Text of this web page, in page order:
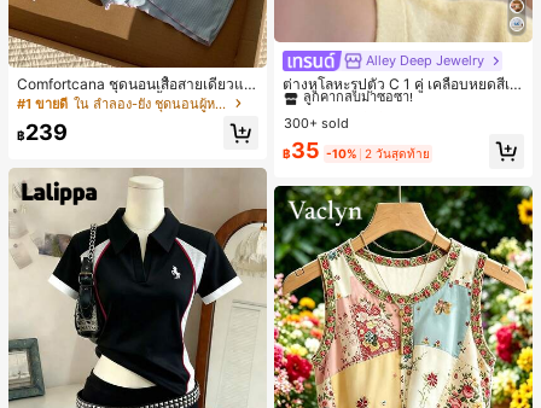
Comfortcana ชุดนอนเสื้อสายเดี่ยวแต่
งระบายและกางเกงขาสั้นสำหรับผู้หญิง
#1 ขายดี ใน ลำลอง-ยัง ชุดนอนผู้หญิง
฿239
Alley Deep Jewelry
ต่างหูโลหะรูปตัว C 1 คู่ เคลือบหยดสีเห
ลือง ลายจุดสีน้ำเงิน สไตล์ยุโรปและอเม
ริกัน แฟชั่นส่วนตัว หวานและสง่างาม
สำหรับผู้หญิงและเด็กหญิง สำหรับการเ
ดินทาง งานแต่งงาน ปาร์ตี้ วันเกิด ของ
#1 ขายดี ใน โบโฮ ต่างหูผู้หญิง
ลูกค้ากลับมาซื้อซ้ำ!
#1 ขายดี ใน โบโฮ ต่างหูผู้หญิง
ลูกค้ากลับมาซื้อซ้ำ!
#1 ขายดี ใน โบโฮ ต่างหูผู้หญิง
ลูกค้ากลับมาซื้อซ้ำ!
#1 ขายดี ใน โบโฮ ต่างหูผู้หญิง
300+ sold
฿35 -10% 2 วันสุดท้าย